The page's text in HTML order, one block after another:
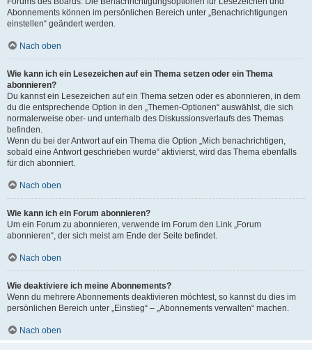
Abonnements können im persönlichen Bereich unter „Benachrichtigungen
einstellen“ geändert werden.
Nach oben
Wie kann ich ein Lesezeichen auf ein Thema setzen oder ein Thema
abonnieren?
Du kannst ein Lesezeichen auf ein Thema setzen oder es abonnieren, in dem
du die entsprechende Option in den „Themen-Optionen“ auswählst, die sich
normalerweise ober- und unterhalb des Diskussionsverlaufs des Themas
befinden.
Wenn du bei der Antwort auf ein Thema die Option „Mich benachrichtigen,
sobald eine Antwort geschrieben wurde“ aktivierst, wird das Thema ebenfalls
für dich abonniert.
Nach oben
Wie kann ich ein Forum abonnieren?
Um ein Forum zu abonnieren, verwende im Forum den Link „Forum
abonnieren“, der sich meist am Ende der Seite befindet.
Nach oben
Wie deaktiviere ich meine Abonnements?
Wenn du mehrere Abonnements deaktivieren möchtest, so kannst du dies im
persönlichen Bereich unter „Einstieg“ – „Abonnements verwalten“ machen.
Nach oben